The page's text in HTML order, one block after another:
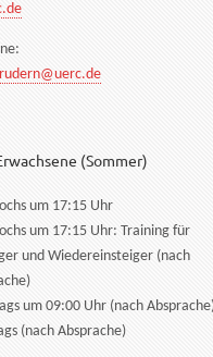
(Sommer)
um 17:15 Uhr
um 17:15 Uhr: Training für
und Wiedereinsteiger (nach
um 09:00 Uhr (nach
(nach Absprache)